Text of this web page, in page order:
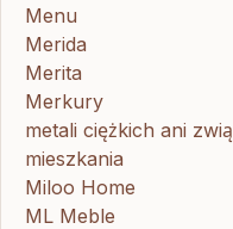
Menu
Merida
Merita
Merkury
metali ciężkich ani
mieszkania
Miloo Home
ML Meble